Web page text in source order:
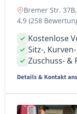
Bremer Str. 37B,
4,9 (258
Kostenlose
Sitz-,
Zuschuss- &
Details & Kontakt